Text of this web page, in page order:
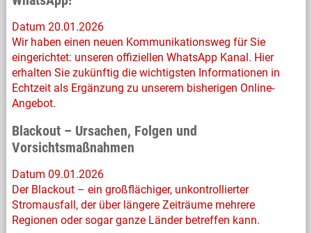
Datum 20.01.2026
Wir haben einen neuen Kommunikationsweg für Sie
eingerichtet: unseren offiziellen WhatsApp Kanal. Hier
erhalten Sie zukünftig die wichtigsten Informationen in
Echtzeit als Ergänzung zu unserem bisherigen Online-
Angebot.
Blackout – Ursachen, Folgen und
Vorsichtsmaßnahmen
Datum 09.01.2026
Der Blackout – ein großflächiger, unkontrollierter
Stromausfall, der über längere Zeiträume mehrere
Regionen oder sogar ganze Länder betreffen kann.